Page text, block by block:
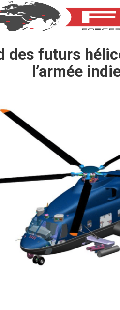
des futurs
l’armée